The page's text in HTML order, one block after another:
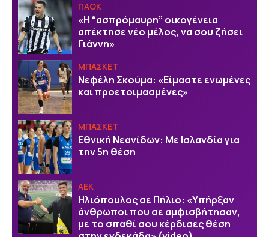
ΠΑΟΚ
«Η “ασπρόμαυρη” οικογένεια
απέκτησε νέο μέλος, να σου ζήσει
Γιάννη»
ΜΠΑΣΚΕΤ
Νεφέλη Σκούμα: «Είμαστε ενωμένες
και προετοιμασμένες»
ΜΠΑΣΚΕΤ
Εθνική Νεανίδων: Με Ισλανδία για
την 5η θέση
ΑΕΚ
Ηλιόπουλος σε Πήλιο: «Υπήρξαν
άνθρωποι που σε αμφισβήτησαν,
με το σπαθί σου κέρδισες θέση